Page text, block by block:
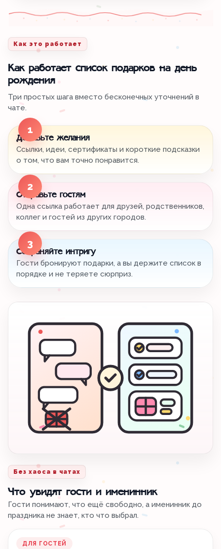
Как это работает
Как работает список подарков на день
рождения
Три простых шага вместо бесконечных уточнений в
чате.
1
Добавьте желания
Ссылки, идеи, сертификаты и короткие подсказки
о том, что вам точно понравится.
2
Отправьте гостям
Одна ссылка работает для друзей, родственников,
коллег и гостей из других городов.
3
Сохраняйте интригу
Гости бронируют подарки, а вы держите список в
порядке и не теряете сюрприз.
Без хаоса в чатах
Что увидят гости и именинник
Гости понимают, что ещё свободно, а именинник до
праздника не знает, кто что выбрал.
ДЛЯ ГОСТЕЙ